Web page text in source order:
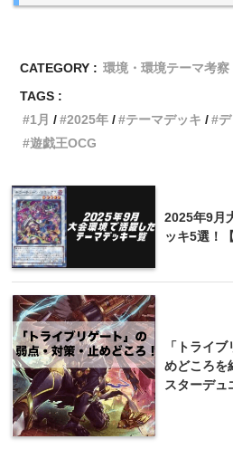
CATEGORY : 環境・環境テーマ考察
TAGS :
1月
2025年 テーマデッキ
遊戯王OCG
2025年9月
ッキ5選！
「トライ
めどころを
スターデュ